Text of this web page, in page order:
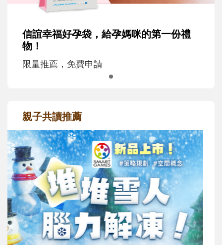
信誼幸福好孕袋，給孕媽咪的第一份禮
物！
限量推薦，免費申請
親子共讀推薦
最新活動